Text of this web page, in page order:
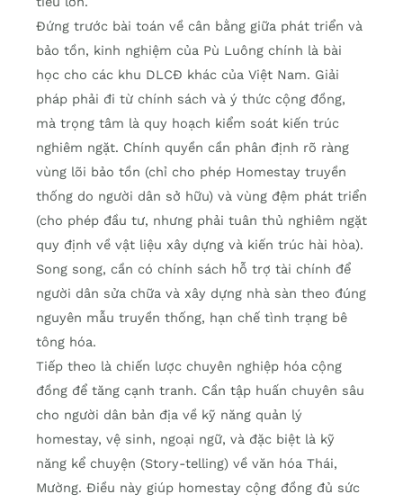
Đứng trước bài toán về cân bằng giữa phát triển và
bảo tồn, kinh nghiệm của Pù Luông chính là bài
học cho các khu DLCĐ khác của Việt Nam. Giải
pháp phải đi từ chính sách và ý thức cộng đồng,
mà trọng tâm là quy hoạch kiểm soát kiến trúc
nghiêm ngặt. Chính quyền cần phân định rõ ràng
vùng lõi bảo tồn (chỉ cho phép Homestay truyền
thống do người dân sở hữu) và vùng đệm phát triển
(cho phép đầu tư, nhưng phải tuân thủ nghiêm ngặt
quy định về vật liệu xây dựng và kiến trúc hài hòa).
Song song, cần có chính sách hỗ trợ tài chính để
người dân sửa chữa và xây dựng nhà sàn theo đúng
nguyên mẫu truyền thống, hạn chế tình trạng bê
tông hóa.
Tiếp theo là chiến lược chuyên nghiệp hóa cộng
đồng để tăng cạnh tranh. Cần tập huấn chuyên sâu
cho người dân bản địa về kỹ năng quản lý
homestay, vệ sinh, ngoại ngữ, và đặc biệt là kỹ
năng kể chuyện (Story-telling) về văn hóa Thái,
Mường. Điều này giúp homestay cộng đồng đủ sức